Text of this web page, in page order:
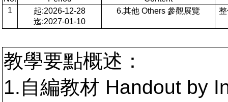
1
起:2026-12-28
迄:2027-01-10
6.其他 Others 參觀展覽
教學要點概述：
1.自編教材 Handout by